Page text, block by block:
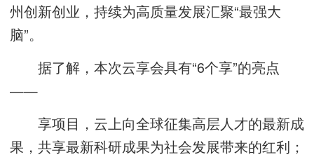
州创新创业，持续为高质量发展汇聚“最强大
脑”。
据了解，本次云享会具有“6个享”的亮点
——
享项目，云上向全球征集高层人才的最新成
果，共享最新科研成果为社会发展带来的红利；